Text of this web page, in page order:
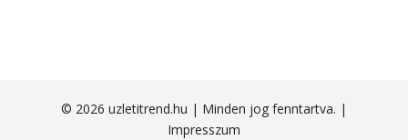
© 2026 uzletitrend.hu | Minden jog fenntartva. |
Impresszum